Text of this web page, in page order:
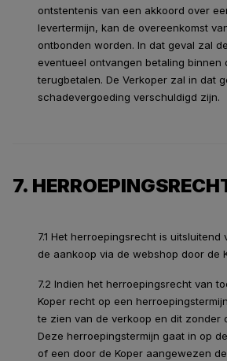
ontstentenis van een akkoord over
levertermijn, kan de overeenkomst
ontbonden worden. In dat geval zal
eventueel ontvangen betaling binnen
terugbetalen. De Verkoper zal in dat
schadevergoeding verschuldigd zijn.
7.
7.1 Het herroepingsrecht is
de aankoop via de webshop door de
7.2 Indien het herroepingsrecht van
Koper recht op een
te zien van de verkoop en dit zonder
Deze herroepingstermijn gaat in op
of een door de Koper aangewezen